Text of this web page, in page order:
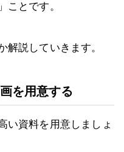
ことです。
解説していきます。
を用意する
い資料を用意しましょ